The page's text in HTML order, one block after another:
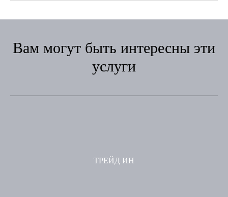
Вам могут быть интересны эти
услуги
ТРЕЙД ИН